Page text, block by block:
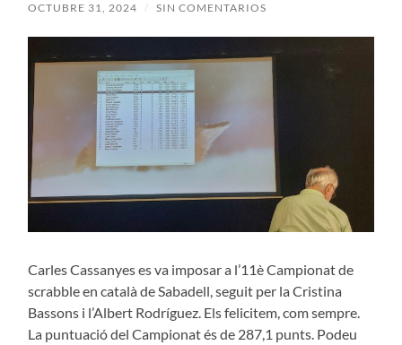
OCTUBRE 31, 2024 / SIN COMENTARIOS
Carles Cassanyes es va imposar a l’11è Campionat de
scrabble en català de Sabadell, seguit per la Cristina
Bassons i l’Albert Rodríguez. Els felicitem, com sempre.
La puntuació del Campionat és de 287,1 punts. Podeu